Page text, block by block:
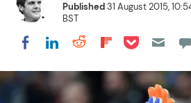
Published31 August 2015,
BST
Share on Facebook
Share on LinkedIn
Share on Reddit
Share on
Share on